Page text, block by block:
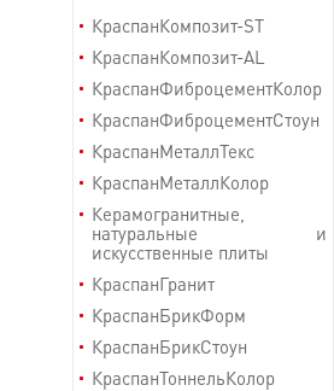
КраспанКомпозит-ST
КраспанКомпозит-AL
КраспанФиброцементКолор
КраспанФиброцементСтоун
КраспанМеталлТекс
КраспанМеталлКолор
Керамогранитные,
натуральные и
искусственные плиты
КраспанГранит
КраспанБрикФорм
КраспанБрикСтоун
КраспанТоннельКолор